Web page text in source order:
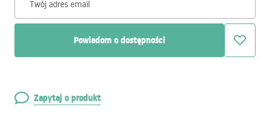
Twój adres email
Powiadom o dostępności
Zapytaj o produkt